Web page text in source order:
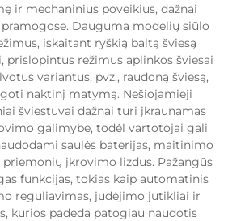
ir mechaninius poveikius, dažnai
Dauguma modelių siūlo
įskaitant ryškią baltą šviesą
prislopintus režimus aplinkos šviesai
variantus, pvz., raudoną šviesą,
naktinį matymą. Nešiojamieji
šviestuvai dažnai turi įkraunamas
galimybe, todėl vartotojai gali
saulės baterijas, maitinimo
įkrovimo lizdus. Pažangūs
funkcijas, tokias kaip automatinis
reguliavimas, judėjimo jutikliai ir
kurios padeda patogiau naudotis